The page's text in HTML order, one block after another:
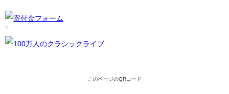
このページのQRコード